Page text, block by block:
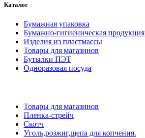
Каталог
Бумажная упаковка
Бумажно-гигиеническая продукция
Изделия из пластмассы
Товары для магазинов
Бутылки ПЭТ
Одноразовая посуда
Товары для магазинов
Пленка-стрейч
Скотч
Уголь,розжиг,щепа для копчения.